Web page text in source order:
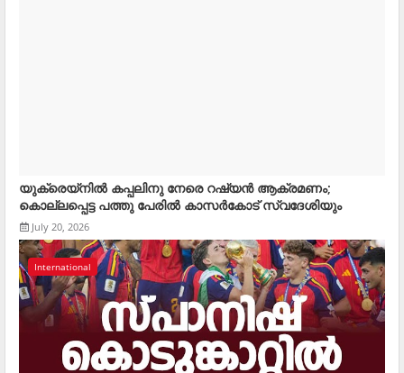
യുക്രെയ്‌നില്‍ കപ്പലിനു നേരെ റഷ്യന്‍ ആക്രമണം;
കൊല്ലപ്പെട്ട പത്തു പേരില്‍ കാസര്‍കോട് സ്വദേശിയും
July 20, 2026
International